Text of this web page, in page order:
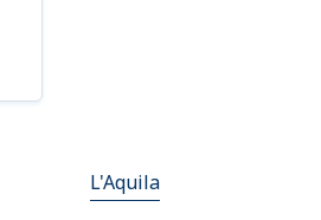
L'Aquila